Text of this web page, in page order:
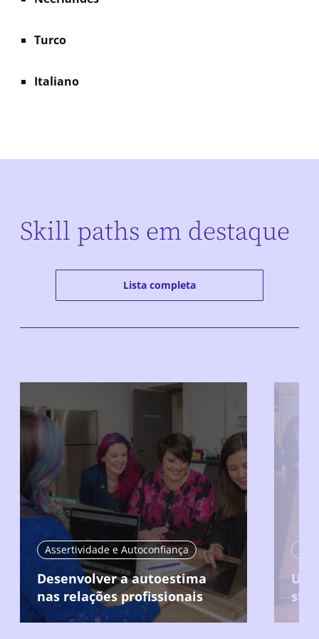
Turco
Italiano
Skill paths em destaque
Lista completa
Assertividade e Autoconfiança
Desenvolver a autoestima
nas relações profissionais